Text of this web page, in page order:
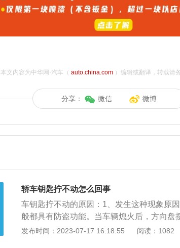
本文内容为中华网·汽车（ auto.china.com）编辑或翻译，转载请
分享： 微信 微博
轿车钥匙拧不动怎么回事
车钥匙拧不动的原因：1、发生这种现象原
般都具有防盗功能。当车辆熄火后，方向盘
发，这时候如果拿钥匙点火就不能拧不动；
发布时间：2023-07-17 16:18:55 阅读：1082